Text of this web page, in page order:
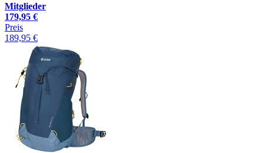
Mitglieder
179,95 €
Preis
189,95 €